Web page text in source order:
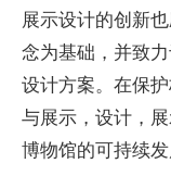
展示设计的创新
念为基础，并致
设计方案。在保
与展示，设计，
博物馆的可持续发